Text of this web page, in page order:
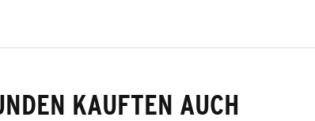
KAUFTEN AUCH